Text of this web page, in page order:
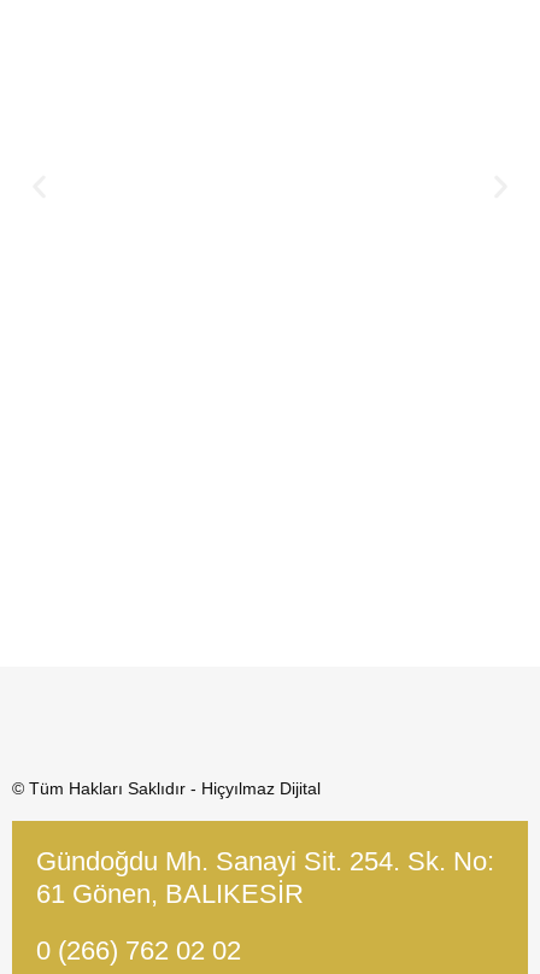
© Tüm Hakları Saklıdır - Hiçyılmaz Dijital
Gündoğdu Mh. Sanayi Sit. 254. Sk. No:
61 Gönen, BALIKESİR
0 (266) 762 02 02